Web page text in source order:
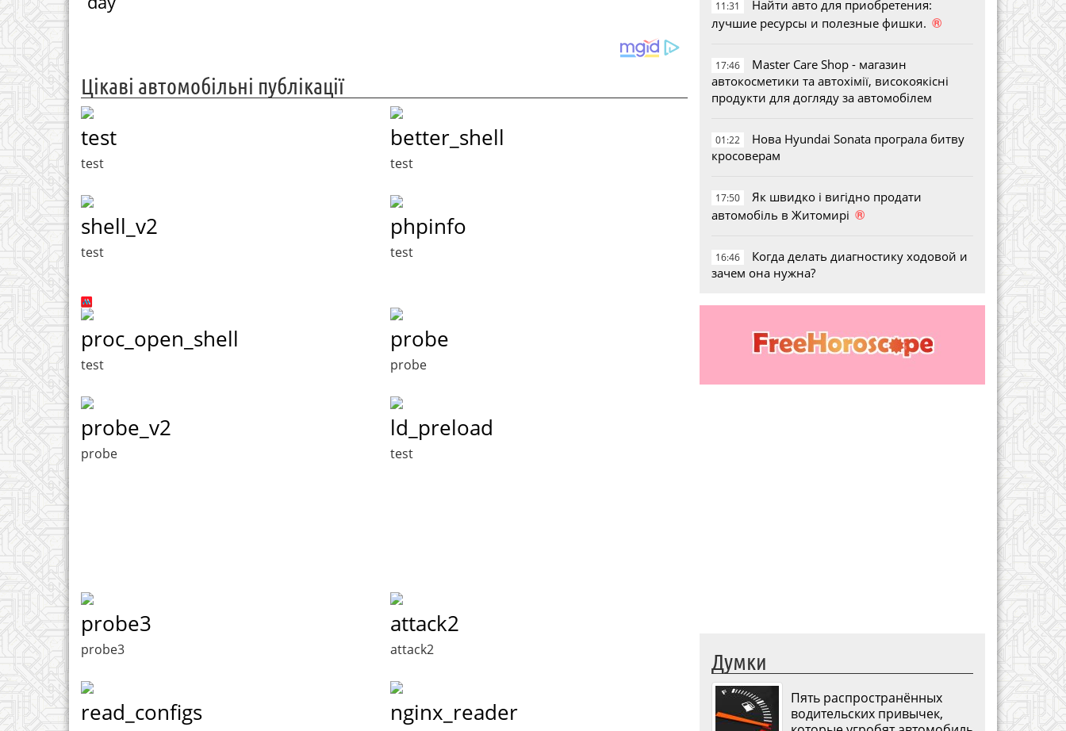
Цікаві автомобільні публікації
test
test
better_shell
test
shell_v2
test
phpinfo
test
proc_open_shell
test
probe
probe
probe_v2
probe
ld_preload
test
probe3
probe3
attack2
attack2
read_configs nginx_reader
11:31
Найти авто для приобретения:
лучшие ресурсы и полезные фишки. ®
17:46
Master Care Shop - магазин
автокосметики та автохімії, високоякісні
продукти для догляду за автомобілем
01:22
Нова Hyundai Sonata програла битву
кросоверам
17:50
Як швидко і вигідно продати
автомобіль в Житомирі ®
16:46
Когда делать диагностику ходовой и
зачем она нужна?
Думки
Пять распространённых
водительских привычек,